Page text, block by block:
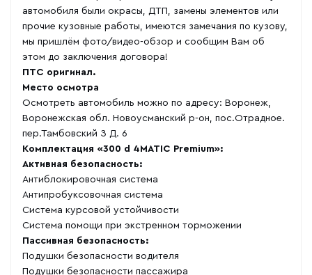
автомобиля были окрасы, ДТП, замены элементов или
прочие кузовные работы, имеются замечания по кузову,
мы пришлём фото/видео-обзор и сообщим Вам об
этом до заключения договора!
ПТС оригинал.
Место осмотра
Осмотреть автомобиль можно по адресу: Воронеж,
Воронежская обл. Новоусманский р-он, пос.Отрадное.
пер.Тамбовский З Д. 6
Комплектация «300 d 4MATIC Premium»:
Активная безопасность:
Антиблокировочная система
Антипробуксовочная система
Система курсовой устойчивости
Система помощи при экстренном торможении
Пассивная безопасность:
Подушки безопасности водителя
Подушки безопасности пассажира